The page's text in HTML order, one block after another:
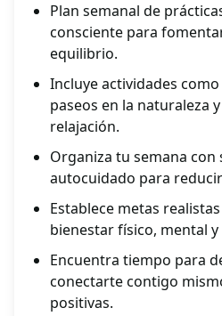
Plan semanal de
consciente para
equilibrio.
Incluye actividades
paseos en la naturaleza
relajación.
Organiza tu semana con
autocuidado para
Establece metas
bienestar físico, mental
Encuentra tiempo para
conectarte contigo
positivas.